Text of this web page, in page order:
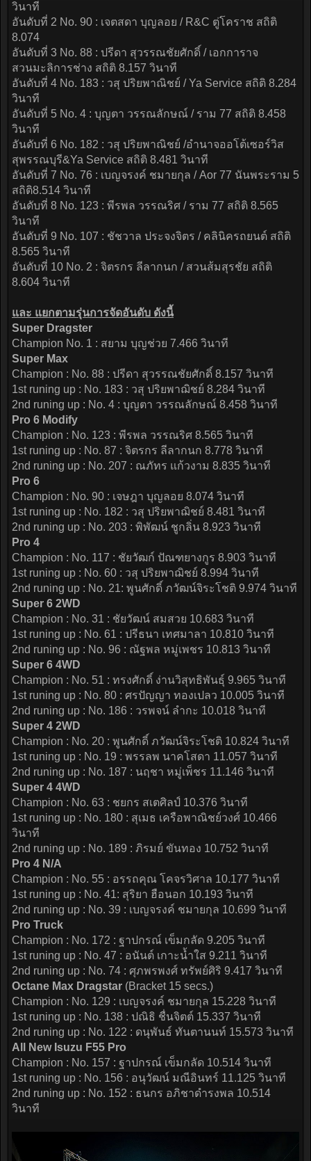
วินาที
อันดับที่ 2 No. 90 : เจตสดา บุญลอย / R&C ตู่โคราช สถิติ
8.074
อันดับที่ 3 No. 88 : ปรีดา สุวรรณชัยศักดิ์ / เอกการาจ
สวนมะลิการช่าง สถิติ 8.157 วินาที
อันดับที่ 4 No. 183 : วสุ ปริยพาณิชย์ / Ya Service สถิติ 8.284
วินาที
อันดับที่ 5 No. 4 : บุญตา วรรณลักษณ์ / ราม 77 สถิติ 8.458
วินาที
อันดับที่ 6 No. 182 : วสุ ปริยพาณิชย์ /อำนาจออโต้เซอร์วิส
สุพรรณบุรี&Ya Service สถิติ 8.481 วินาที
อันดับที่ 7 No. 76 : เบญจรงค์ ชมายกุล / Aor 77 นันพระราม 5
สถิติ8.514 วินาที
อันดับที่ 8 No. 123 : พีรพล วรรณริศ / ราม 77 สถิติ 8.565
วินาที
อันดับที่ 9 No. 107 : ชัชวาล ประจงจิตร / คลินิครถยนต์ สถิติ
8.565 วินาที
อันดับที่ 10 No. 2 : จิตรกร ลีลากนก / สวนส้มสุรชัย สถิติ
8.604 วินาที
และ แยกตามรุ่นการจัดอันดับ ดังนี้
Super Dragster
Champion No. 1 : สยาม บุญช่วย 7.466 วินาที
Super Max
Champion : No. 88 : ปรีดา สุวรรณชัยศักดิ์ 8.157 วินาที
1st runing up : No. 183 : วสุ ปริยพาฌิชย์ 8.284 วินาที
2nd runing up : No. 4 : บุญตา วรรณลักษณ์ 8.458 วินาที
Pro 6 Modify
Champion : No. 123 : พีรพล วรรณริศ 8.565 วินาที
1st runing up : No. 87 : จิตรกร ลีลากนก 8.778 วินาที
2nd runing up : No. 207 : ณภัทร แก้วงาม 8.835 วินาที
Pro 6
Champion : No. 90 : เจษฎา บุญลอย 8.074 วินาที
1st runing up : No. 182 : วสุ ปริยพาฌิชย์ 8.481 วินาที
2nd runing up : No. 203 : พิพัฒน์ ชูกลิ่น 8.923 วินาที
Pro 4
Champion : No. 117 : ชัยวัฒก์ ปัณฑยางกูร 8.903 วินาที
1st runing up : No. 60 : วสุ ปริยพาฌิชย์ 8.994 วินาที
2nd runing up : No. 21: พูนศักดิ์ ภวัฒน์จิระโชติ 9.974 วินาที
Super 6 2WD
Champion : No. 31 : ชัยวัฒน์ สมสวย 10.683 วินาที
1st runing up : No. 61 : ปรีธนา เทศมาลา 10.810 วินาที
2nd runing up : No. 96 : ณัฐพล หมู่เพชร 10.813 วินาที
Super 6 4WD
Champion : No. 51 : ทรงศักดิ์ ง่านวิสุทธิพันธุ์ 9.965 วินาที
1st runing up : No. 80 : ศรปัญญา ทองเปลว 10.005 วินาที
2nd runing up : No. 186 : วรพจน์ ลำกะ 10.018 วินาที
Super 4 2WD
Champion : No. 20 : พูนศักดิ์ ภวัฒน์จิระโชติ 10.824 วินาที
1st runing up : No. 19 : พรรลพ นาคโสดา 11.057 วินาที
2nd runing up : No. 187 : นฤชา หมู่เพ็ชร 11.146 วินาที
Super 4 4WD
Champion : No. 63 : ชยกร สเตศิลป์ 10.376 วินาที
1st runing up : No. 180 : สุเมธ เครือพาณิชย์วงศ์ 10.466
วินาที
2nd runing up : No. 189 : ภิรมย์ ขันทอง 10.752 วินาที
Pro 4 N/A
Champion : No. 55 : อรรถคุณ โคจรวิศาล 10.177 วินาที
1st runing up : No. 41: สุริยา ฮือนอก 10.193 วินาที
2nd runing up : No. 39 : เบญจรงค์ ชมายกุล 10.699 วินาที
Pro Truck
Champion : No. 172 : ฐาปกรณ์ เข็มกลัด 9.205 วินาที
1st runing up : No. 47 : อนันต์ เกาะน้ำใส 9.211 วินาที
2nd runing up : No. 74 : ศุภพรพงศ์ ทรัพย์ศิริ 9.417 วินาที
Octane Max Dragstar (Bracket 15 secs.)
Champion : No. 129 : เบญจรงค์ ชมายกุล 15.228 วินาที
1st runing up : No. 138 : ปณิธิ ชื่นจิตต์ 15.337 วินาที
2nd runing up : No. 122 : ดนุพันธ์ ทันตานนท์ 15.573 วินาที
All New Isuzu F55 Pro
Champion : No. 157 : ฐาปกรณ์ เข็มกลัด 10.514 วินาที
1st runing up : No. 156 : อนุวัฒน์ มณีอินทร์ 11.125 วินาที
2nd runing up : No. 152 : ธนกร อภิชาดำรงพล 10.514
วินาที